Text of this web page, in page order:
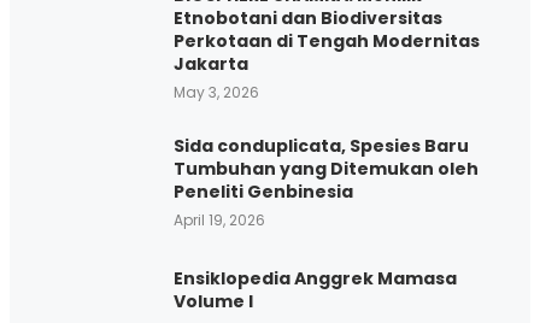
Etnobotani dan Biodiversitas
Perkotaan di Tengah Modernitas
Jakarta
May 3, 2026
Sida conduplicata, Spesies Baru
Tumbuhan yang Ditemukan oleh
Peneliti Genbinesia
April 19, 2026
Ensiklopedia Anggrek Mamasa
Volume I